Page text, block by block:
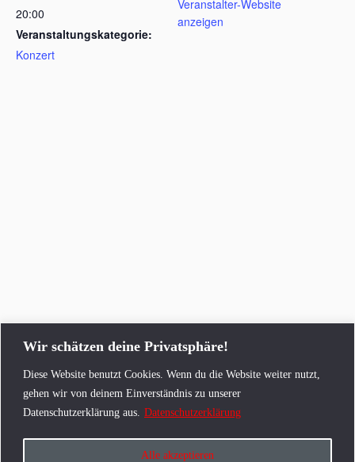
Wir schätzen deine Privatsphäre!
Diese Website benutzt Cookies. Wenn du die Website weiter nutzt,
gehen wir von deinem Einverständnis zu unserer
Datenschutzerklärung aus. Datenschutzerklärung
Alle akzeptieren
20:00
Veranstaltungskategorie:
Konzert
Veranstalter-Website
anzeigen
VERANSTALTUNGSORT
Stadtkirche St. Michael
Kirchplatz 1
Jena, 07743 Deutschland Google Karte anzeigen